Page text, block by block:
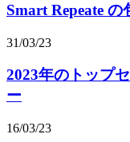
Smart Repeate
31/03/23
2023年のトップ
ー
16/03/23